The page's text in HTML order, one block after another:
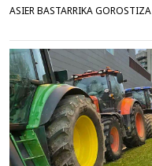
ASIER BASTARRIKA GOROSTIZA